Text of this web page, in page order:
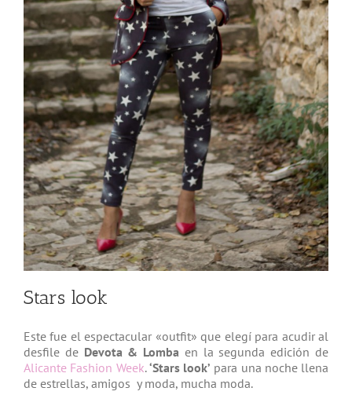
Stars look
Este fue el espectacular «outfit» que elegí para acudir al
desfile de Devota & Lomba en la segunda edición de
Alicante Fashion Week.‘Stars look’ para una noche llena
de estrellas, amigos y moda, mucha moda.